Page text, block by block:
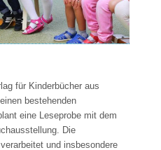
für Kinderbücher aus
bestehenden
eine Leseprobe mit dem
Die
und insbesondere